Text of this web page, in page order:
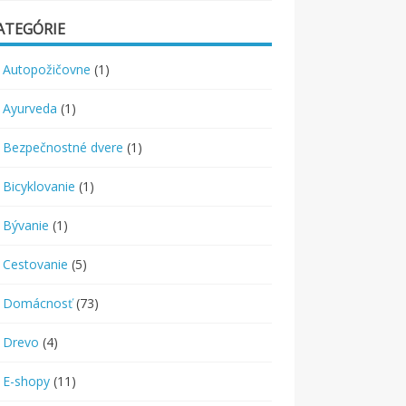
Autopožičovne (1)
Ayurveda (1)
Bezpečnostné dvere (1)
Bicyklovanie (1)
Bývanie (1)
Cestovanie (5)
Domácnosť(73)
Drevo (4)
E-shopy (11)